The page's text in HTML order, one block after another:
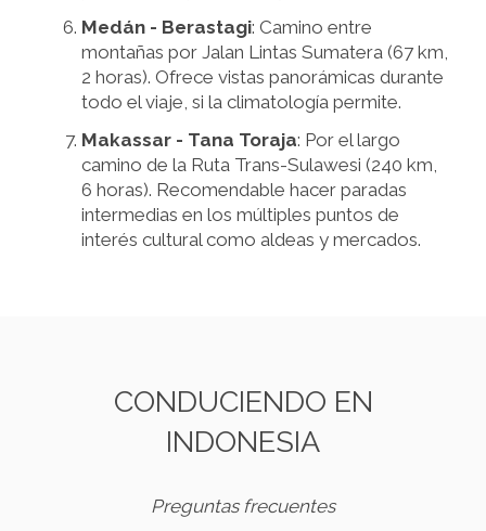
Medán - Berastagi: Camino entre
montañas por Jalan Lintas Sumatera (67 km,
2 horas). Ofrece vistas panorámicas durante
todo el viaje, si la climatología permite.
Makassar - Tana Toraja: Por el largo
camino de la Ruta Trans-Sulawesi (240 km,
6 horas). Recomendable hacer paradas
intermedias en los múltiples puntos de
interés cultural como aldeas y mercados.
CONDUCIENDO EN
INDONESIA
Preguntas frecuentes